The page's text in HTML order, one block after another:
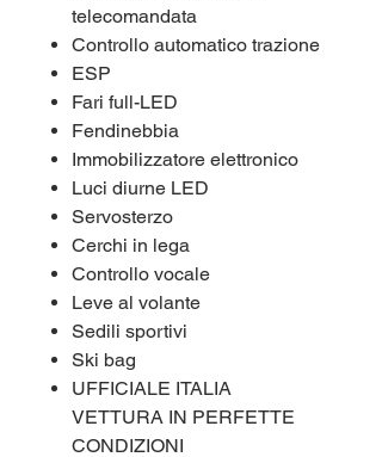
telecomandata
Controllo automatico trazione
ESP
Fari full-LED
Fendinebbia
Immobilizzatore elettronico
Luci diurne LED
Servosterzo
Cerchi in lega
Controllo vocale
Leve al volante
Sedili sportivi
Ski bag
UFFICIALE ITALIA
VETTURA IN PERFETTE
CONDIZIONI